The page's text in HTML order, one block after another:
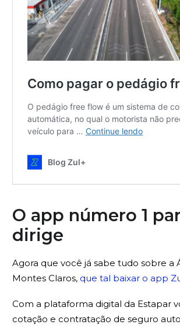
O app número 1
dirige
Agora que você já sabe tudo sobre a
Montes Claros, que tal baixar o app
Com a plataforma digital da Estapar
cotação e contratação de seguro